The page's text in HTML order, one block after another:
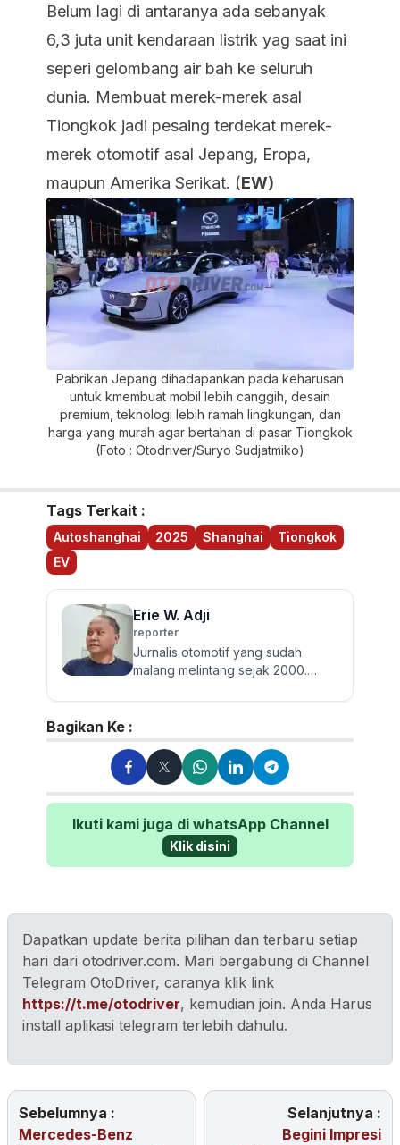
Belum lagi di antaranya ada sebanyak
6,3 juta unit kendaraan listrik yag saat ini
seperi gelombang air bah ke seluruh
dunia. Membuat merek-merek asal
Tiongkok jadi pesaing terdekat merek-
merek otomotif asal Jepang, Eropa,
maupun Amerika Serikat. (EW)
Pabrikan Jepang dihadapankan pada keharusan
untuk kmembuat mobil lebih canggih, desain
premium, teknologi lebih ramah lingkungan, dan
harga yang murah agar bertahan di pasar Tiongkok
(Foto : Otodriver/Suryo Sudjatmiko)
Tags Terkait :
Autoshanghai 2025 Shanghai
Tiongkok
EV
Erie W. Adji
reporter
Jurnalis otomotif yang sudah
malang melintang sejak 2000.
seputar roda empat dari mobil
Bagikan Ke :
Ikuti kami juga di whatsApp Channel
Klik disini
Dapatkan update berita pilihan dan terbaru setiap
hari dari otodriver.com. Mari bergabung di Channel
Telegram OtoDriver, caranya klik link
https://t.me/otodriver, kemudian join. Anda Harus
install aplikasi telegram terlebih dahulu.
Sebelumnya :
Mercedes-Benz
Selanjutnya :
Begini Impresi